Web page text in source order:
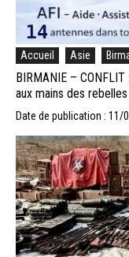
Accueil Asie
BIRMANIE –
aux mains des
Date de publication : 11/